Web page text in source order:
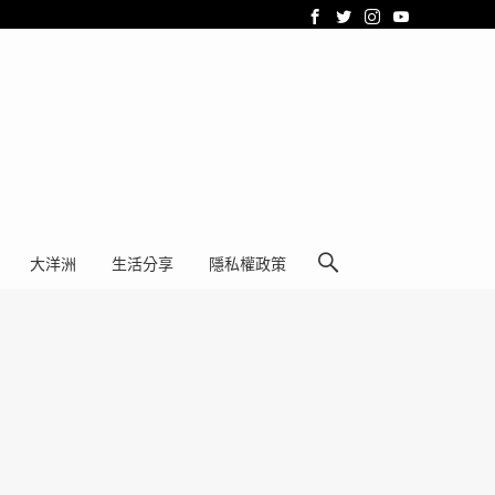
大洋洲 生活分享 隱私權政策